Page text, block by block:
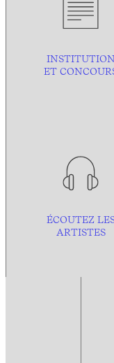
INSTITUTION
ET
ÉCOUTEZ
ARTISTES